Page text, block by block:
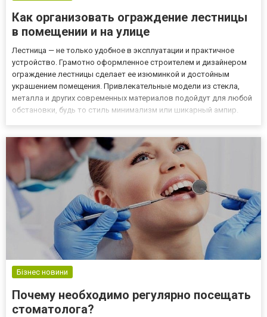
Как организовать ограждение лестницы
в помещении и на улице
Лестница — не только удобное в эксплуатации и практичное
устройство. Грамотно оформленное строителем и дизайнером
ограждение лестницы сделает ее изюминкой и достойным
украшением помещения. Привлекательные модели из стекла,
металла и других современных материалов подойдут для любой
обстановки, будь то стиль минимализм или шикарный ампир.
прочно...
Бізнес новини
Почему необходимо регулярно посещать
стоматолога?